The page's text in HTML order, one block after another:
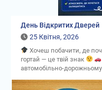
День Відкритих Дверей
25 Квітня, 2026
Хочеш побачити, де
гортай — це твій знак
автомобільно-